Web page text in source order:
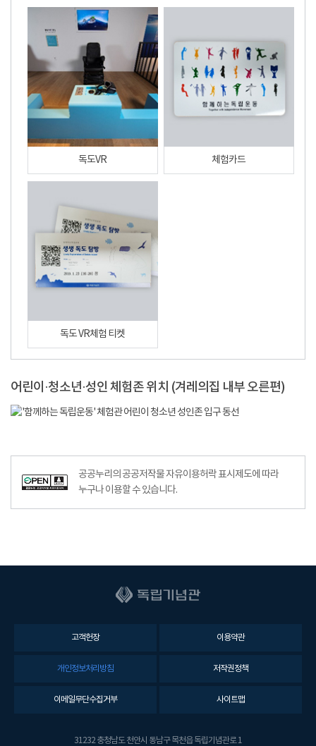
독도VR 체험카드
독도 VR체험 티켓
어린이·청소년·성인 체험존 위치 (겨레의집 내부 오른편)
공공누리공공저작물자유이용허락–출처표시이미지
공공누리의 공공저작물 자유이용허락 표시제도에 따라
누구나 이용할 수 있습니다.
고객헌장 이용약관
개인정보처리방침 저작권정책
이메일무단수집거부 사이트맵
31232 충청남도 천안시 동남구 목천읍 독립기념관로 1